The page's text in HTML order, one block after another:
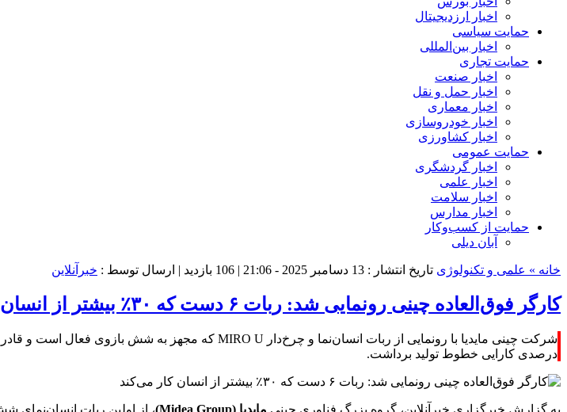
اخبار ارزدیجیتال
حمایت سیاسی
اخبار بین‌المللی
حمایت تجاری
اخبار صنعت
اخبار حمل و نقل
اخبار معماری
اخبار خودروسازی
اخبار کشاورزی
حمایت عمومی
اخبار گردشگری
اخبار علمی
اخبار سلامت
اخبار مدارس
حمایت از کسب‌وکار
آبان دیلی
خانه » علمی و تکنولوژی تاریخ انتشار : 13 دسامبر 2025 - 21:06 | 106 بازدید | ارسال توسط : خبرآنلاین
کارگر فوق‌العاده چینی رونمایی شد: ربات ۶ دست که ۳۰٪ بیشتر از انسان کار می‌کند
درصدی کارایی خطوط تولید برداشت.
به گزارش خبرگزاری خبرآنلاین، گروه بزرگ فناوری چینی مایدیا (Midea Group) ، از اولین ربات انسان‌نمای